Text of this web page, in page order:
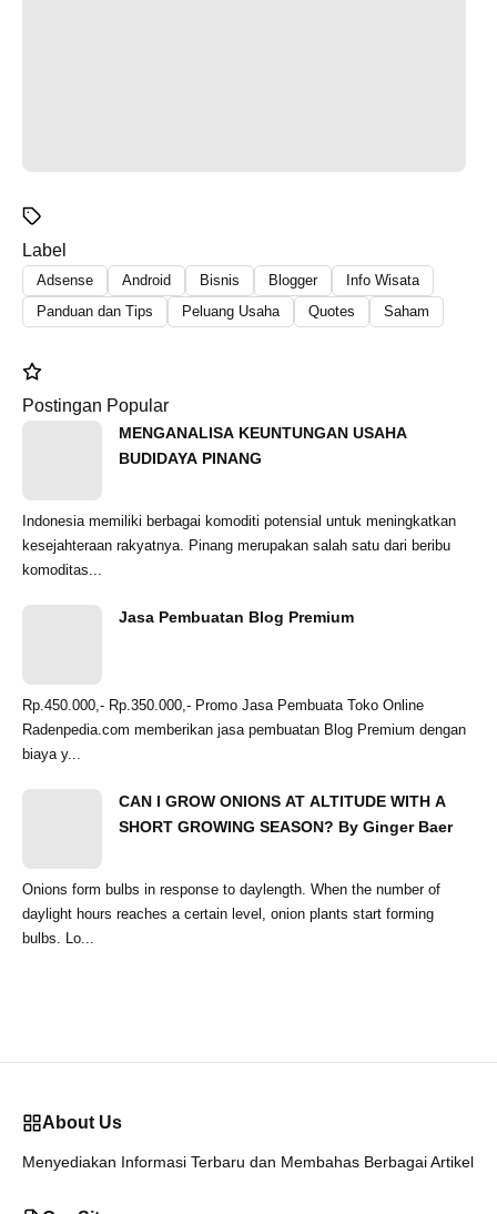
Label
Adsense Android Bisnis Blogger
Info Wisata
Panduan dan Tips
Peluang Usaha Quotes Saham
Postingan Popular
MENGANALISA KEUNTUNGAN USAHA
BUDIDAYA PINANG
Indonesia memiliki berbagai komoditi potensial untuk meningkatkan
kesejahteraan rakyatnya. Pinang merupakan salah satu dari beribu
komoditas...
Jasa Pembuatan Blog Premium
Rp.450.000,- Rp.350.000,- Promo Jasa Pembuata Toko Online
Radenpedia.com memberikan jasa pembuatan Blog Premium dengan
biaya y...
CAN I GROW ONIONS AT ALTITUDE WITH A
SHORT GROWING SEASON? By Ginger Baer
Onions form bulbs in response to daylength. When the number of
daylight hours reaches a certain level, onion plants start forming
bulbs. Lo...
About Us
Menyediakan Informasi Terbaru dan Membahas Berbagai Artikel